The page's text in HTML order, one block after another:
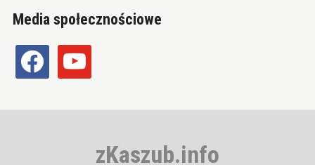
Media społecznościowe
facebook youtube
zKaszub.info